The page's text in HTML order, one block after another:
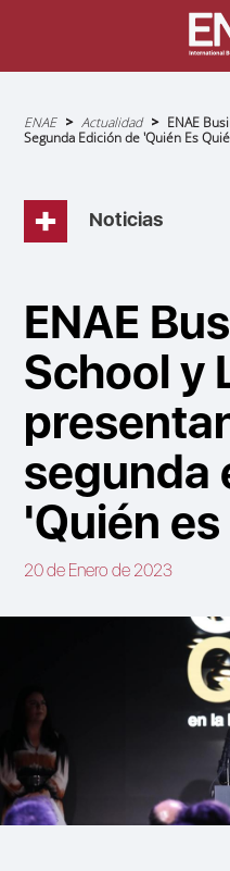
Sobrescribir
enlaces
de
navegación
ENAE Actualidad
ENAE
Segunda Edición de 'Quién Es
Noticias
ENAE
School y
segunda
'Quién
20 de Enero de 2023